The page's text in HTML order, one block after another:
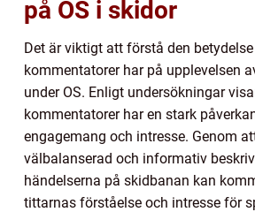
på OS i skidor
Det är viktigt att förstå den
kommentatorer har på upplevelsen
under OS. Enligt undersökningar
kommentatorer har en stark
engagemang och intresse. Genom
välbalanserad och informativ
händelserna på skidbanan kan
tittarnas förståelse och intresse för